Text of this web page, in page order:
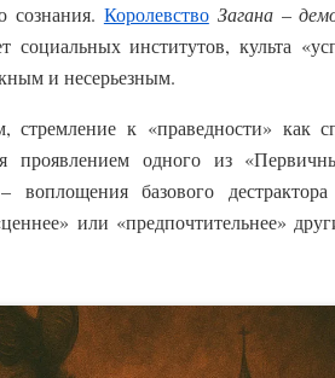
сознания. Королевство Загана–
институтов, культа
и несерьезным.
стремление к «праведности» как
проявлением одного из
воплощения базового
или «предпочтительнее»